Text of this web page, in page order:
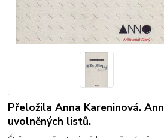
Přeložila Anna Kareninová.
uvolněných listů.